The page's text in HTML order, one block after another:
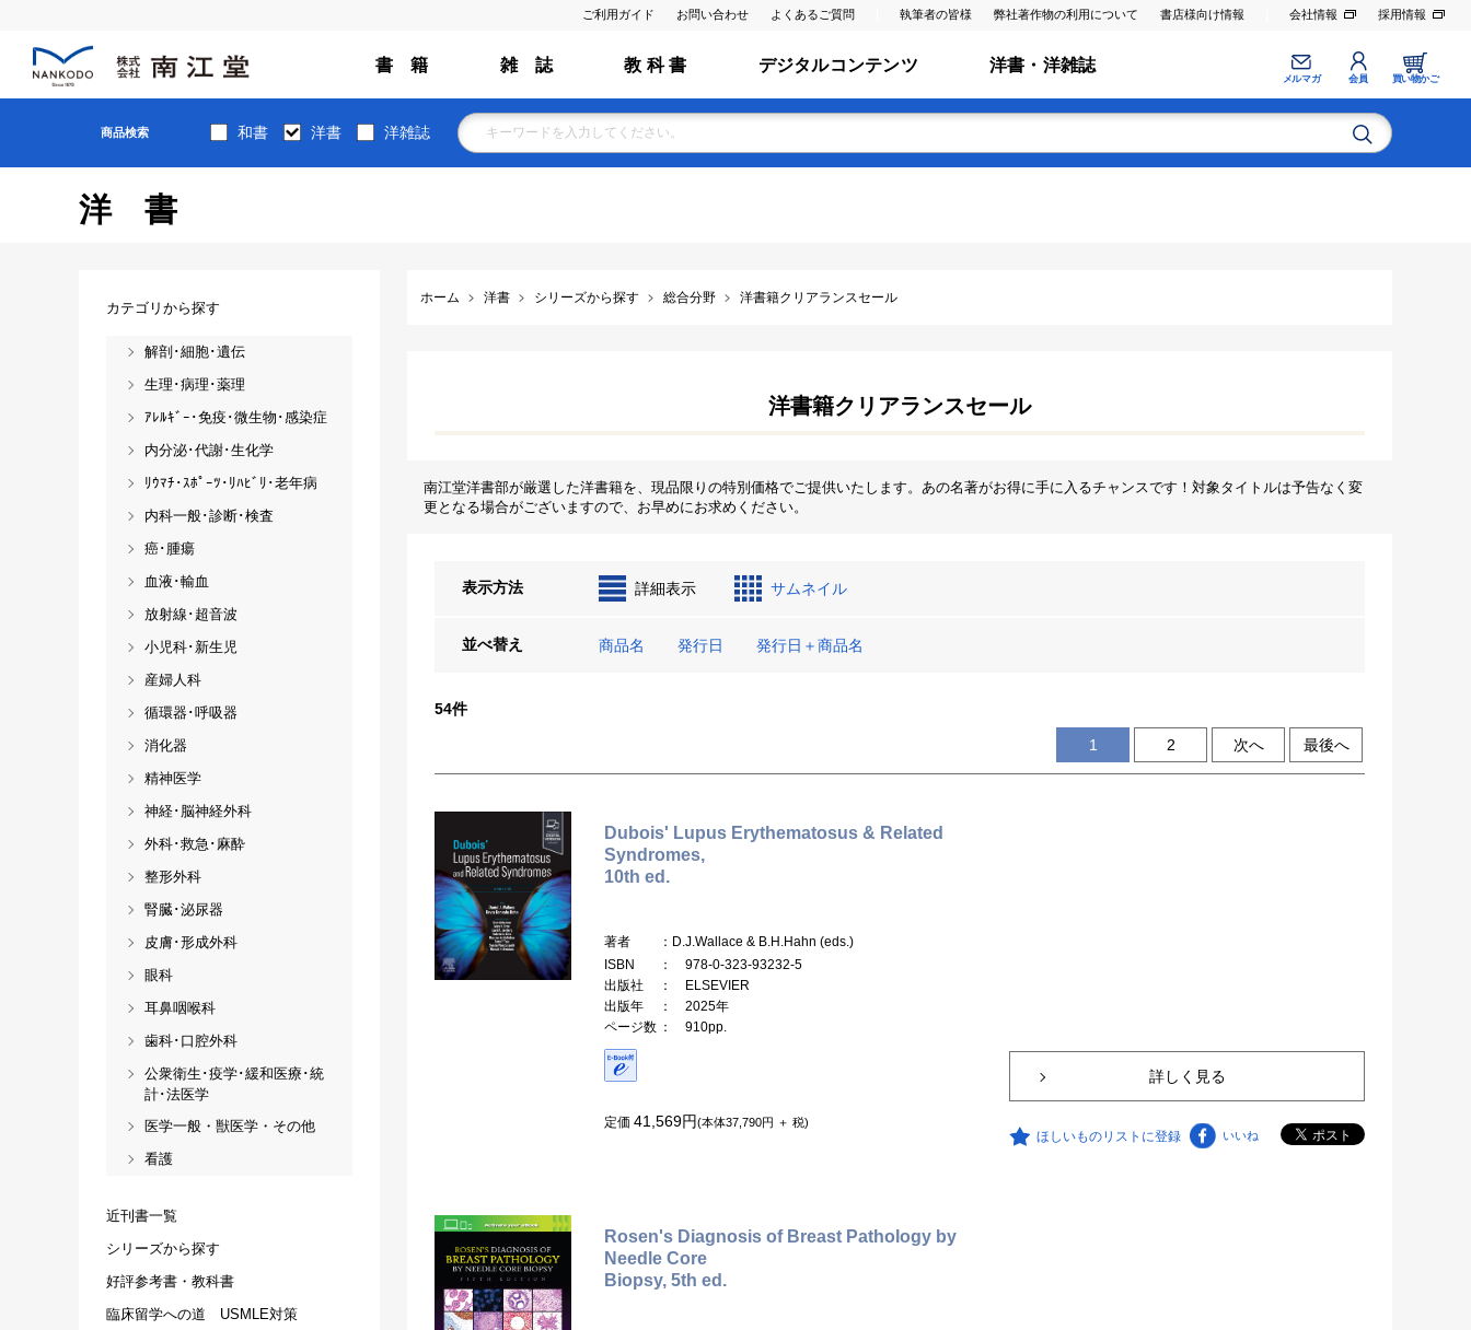
ご利用ガイド お問い合わせ よくあるご質問 執筆者の皆様 弊社著作物の利用について 書店様向け情報 会社情報 採用情報
書 籍 雑 誌 教 科 書 デジタルコンテンツ 洋書・洋雑誌
メルマガ 会員 買い物かご
商品検索 和書 洋書 洋雑誌
洋書
ホーム 洋書 シリーズから探す 総合分野 洋書籍クリアランスセール
洋書籍クリアランスセール
南江堂洋書部が厳選した洋書籍を、現品限りの特別価格でご提供いたします。あの名著がお得に手に入るチャンスです！対象タイトルは予告なく変
更となる場合がございますので、お早めにお求めください。
表示方法 詳細表示 サムネイル
並べ替え 商品名 発行日 発行日＋商品名
54件
1 2 次へ 最後へ
Dubois' Lupus Erythematosus & Related
Syndromes,
10th ed.
著者
：D.J.Wallace & B.H.Hahn (eds.)
ISBN
： 978-0-323-93232-5
出版社
： ELSEVIER
出版年
： 2025年
ページ数 ： 910pp.
定価 41,569円(本体37,790円 ＋ 税)
詳しく見る
ほしいものリストに登録 いいね
Rosen's Diagnosis of Breast Pathology by
Needle Core
Biopsy, 5th ed.
カテゴリから探す
解剖･細胞･遺伝
生理･病理･薬理
ｱﾚﾙｷﾞｰ･免疫･微生物･感染症
内分泌･代謝･生化学
ﾘｳﾏﾁ･ｽﾎﾟｰﾂ･ﾘﾊﾋﾞﾘ･老年病
内科一般･診断･検査
癌･腫瘍
血液･輸血
放射線･超音波
小児科･新生児
産婦人科
循環器･呼吸器
消化器
精神医学
神経･脳神経外科
外科･救急･麻酔
整形外科
腎臓･泌尿器
皮膚･形成外科
眼科
耳鼻咽喉科
歯科･口腔外科
公衆衛生･疫学･緩和医療･統
計･法医学
医学一般・獣医学・その他
看護
近刊書一覧
シリーズから探す
好評参考書・教科書
臨床留学への道 USMLE対策